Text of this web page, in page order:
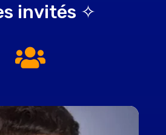
invités ✧
